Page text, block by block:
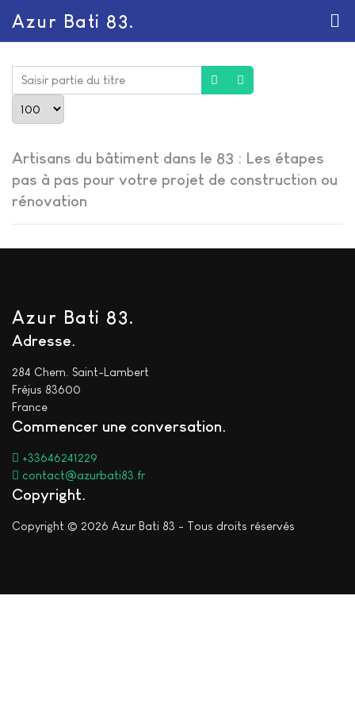
Azur Bati 83.
Saisir partie du titre
Artisans du bâtiment dans le 83 : Les étapes
pas à pas pour votre projet de construction ou
rénovation
Azur Bati 83.
Adresse
284 Chem. Saint-Lambert
Fréjus 83600
France
Commencer une conversation
+33646241229
contact@azurbati83.fr
Copyright
Copyright © 2026 Azur Bati 83 - Tous droits réservés